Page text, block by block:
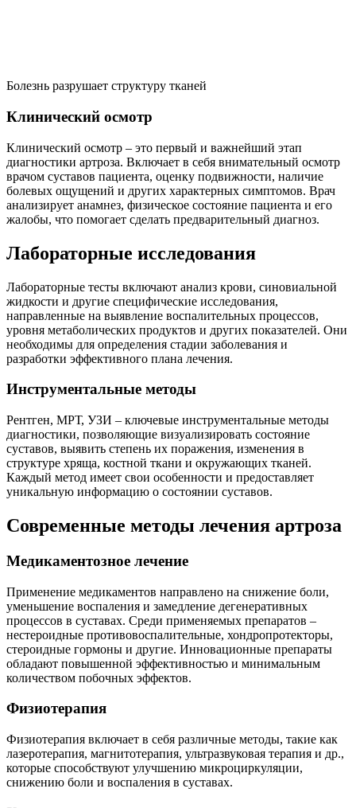
Болезнь разрушает структуру тканей
Клинический осмотр
Клинический осмотр – это первый и важнейший этап
диагностики артроза. Включает в себя внимательный осмотр
врачом суставов пациента, оценку подвижности, наличие
болевых ощущений и других характерных симптомов. Врач
анализирует анамнез, физическое состояние пациента и его
жалобы, что помогает сделать предварительный диагноз.
Лабораторные исследования
Лабораторные тесты включают анализ крови, синовиальной
жидкости и другие специфические исследования,
направленные на выявление воспалительных процессов,
уровня метаболических продуктов и других показателей. Они
необходимы для определения стадии заболевания и
разработки эффективного плана лечения.
Инструментальные методы
Рентген, МРТ, УЗИ – ключевые инструментальные методы
диагностики, позволяющие визуализировать состояние
суставов, выявить степень их поражения, изменения в
структуре хряща, костной ткани и окружающих тканей.
Каждый метод имеет свои особенности и предоставляет
уникальную информацию о состоянии суставов.
Современные методы лечения артроза
Медикаментозное лечение
Применение медикаментов направлено на снижение боли,
уменьшение воспаления и замедление дегенеративных
процессов в суставах. Среди применяемых препаратов –
нестероидные противовоспалительные, хондропротекторы,
стероидные гормоны и другие. Инновационные препараты
обладают повышенной эффективностью и минимальным
количеством побочных эффектов.
Физиотерапия
Физиотерапия включает в себя различные методы, такие как
лазеротерапия, магнитотерапия, ультразвуковая терапия и др.,
которые способствуют улучшению микроциркуляции,
снижению боли и воспаления в суставах.